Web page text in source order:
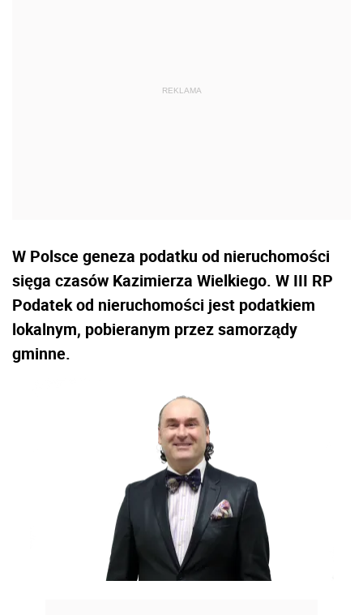
W Polsce geneza podatku od nieruchomości
sięga czasów Kazimierza Wielkiego. W III RP
Podatek od nieruchomości jest podatkiem
lokalnym, pobieranym przez samorządy
gminne.